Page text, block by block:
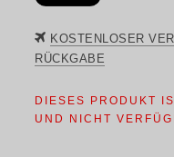
KOSTENLOSER
RÜCKGABE
DIESES PRODUKT
UND NICHT